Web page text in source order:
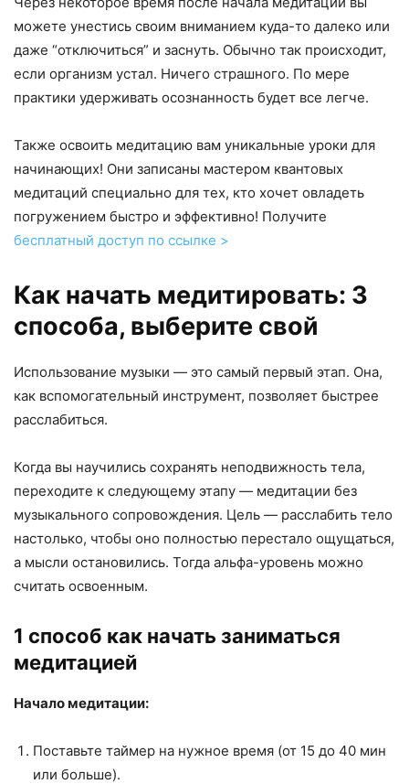
можете унестись своим вниманием куда-то далеко или
даже “отключиться” и заснуть. Обычно так происходит,
если организм устал. Ничего страшного. По мере
практики удерживать осознанность будет все легче.
Также освоить медитацию вам уникальные уроки для
начинающих! Они записаны мастером квантовых
медитаций специально для тех, кто хочет овладеть
погружением быстро и эффективно! Получите
бесплатный доступ по ссылке >
Как начать медитировать: 3
способа, выберите свой
Использование музыки — это самый первый этап. Она,
как вспомогательный инструмент, позволяет быстрее
расслабиться.
Когда вы научились сохранять неподвижность тела,
переходите к следующему этапу — медитации без
музыкального сопровождения. Цель — расслабить тело
настолько, чтобы оно полностью перестало ощущаться,
а мысли остановились. Тогда альфа-уровень можно
считать освоенным.
1 способ как начать заниматься
медитацией
Начало медитации:
Поставьте таймер на нужное время (от 15 до 40 мин
или больше).